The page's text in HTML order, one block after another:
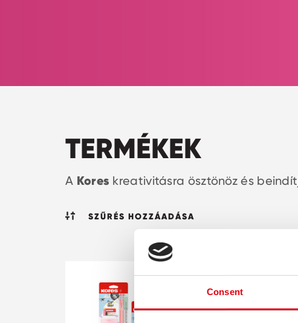
Consent
TERMÉKEK
A Kores kreativitásra ösztönöz és
SZŰRÉS HOZZÁADÁSA